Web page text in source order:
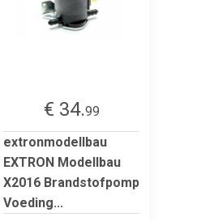
€ 34.99
extronmodellbau
EXTRON Modellbau
X2016 Brandstofpomp
Voeding...